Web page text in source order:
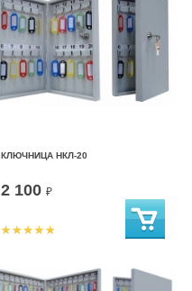
КЛЮЧНИЦА НКЛ-20
2 100 ₽